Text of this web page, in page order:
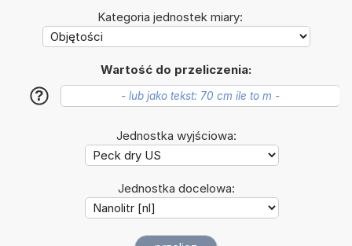
Kategoria jednostek miary:
Wartość do przeliczenia:
?
Jednostka wyjściowa:
Jednostka docelowa: